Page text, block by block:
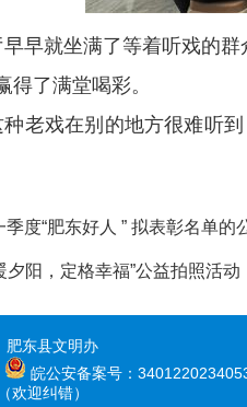
早就坐满了等着听戏的
了满堂喝彩。
老戏在别的地方很难听
度“肥东好人 ” 拟表彰名单的
夕阳，定格幸福”公益拍照活动
东县文明办
皖公安备案号：
欢迎纠错）